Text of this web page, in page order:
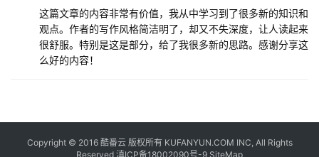
这篇文章的内容非常有价值，我从中学习到了很多新的知识和
观点。作者的写作风格简洁明了，却又不失深度，让人读起来
很舒服。特别是这是部分，给了我很多新的思路。感谢分享这
么好的内容！
Copyright © 2016 酷番云版权所有 KUFANYUN.COM INC, All Rights
Reserved 滇ICP备18002090号-9 SiteMap